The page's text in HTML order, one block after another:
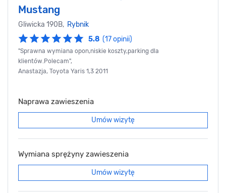
Mustang
Gliwicka 190B, Rybnik
5.8 (17 opinii)
"Sprawna wymiana opon,niskie koszty,parking dla
klientów.Polecam",
Anastazja, Toyota Yaris 1,3 2011
Naprawa zawieszenia
Umów wizytę
Wymiana sprężyny zawieszenia
Umów wizytę